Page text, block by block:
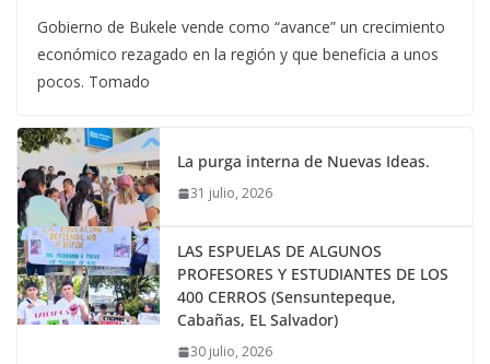
Gobierno de Bukele vende como “avance” un crecimiento
económico rezagado en la región y que beneficia a unos
pocos. Tomado
La purga interna de Nuevas Ideas.
31 julio, 2026
LAS ESPUELAS DE ALGUNOS
PROFESORES Y ESTUDIANTES DE LOS
400 CERROS (Sensuntepeque,
Cabañas, EL Salvador)
30 julio, 2026